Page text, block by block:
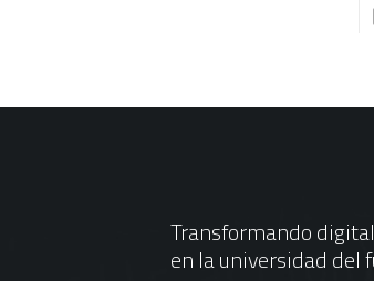
Transformando
en la universidad del